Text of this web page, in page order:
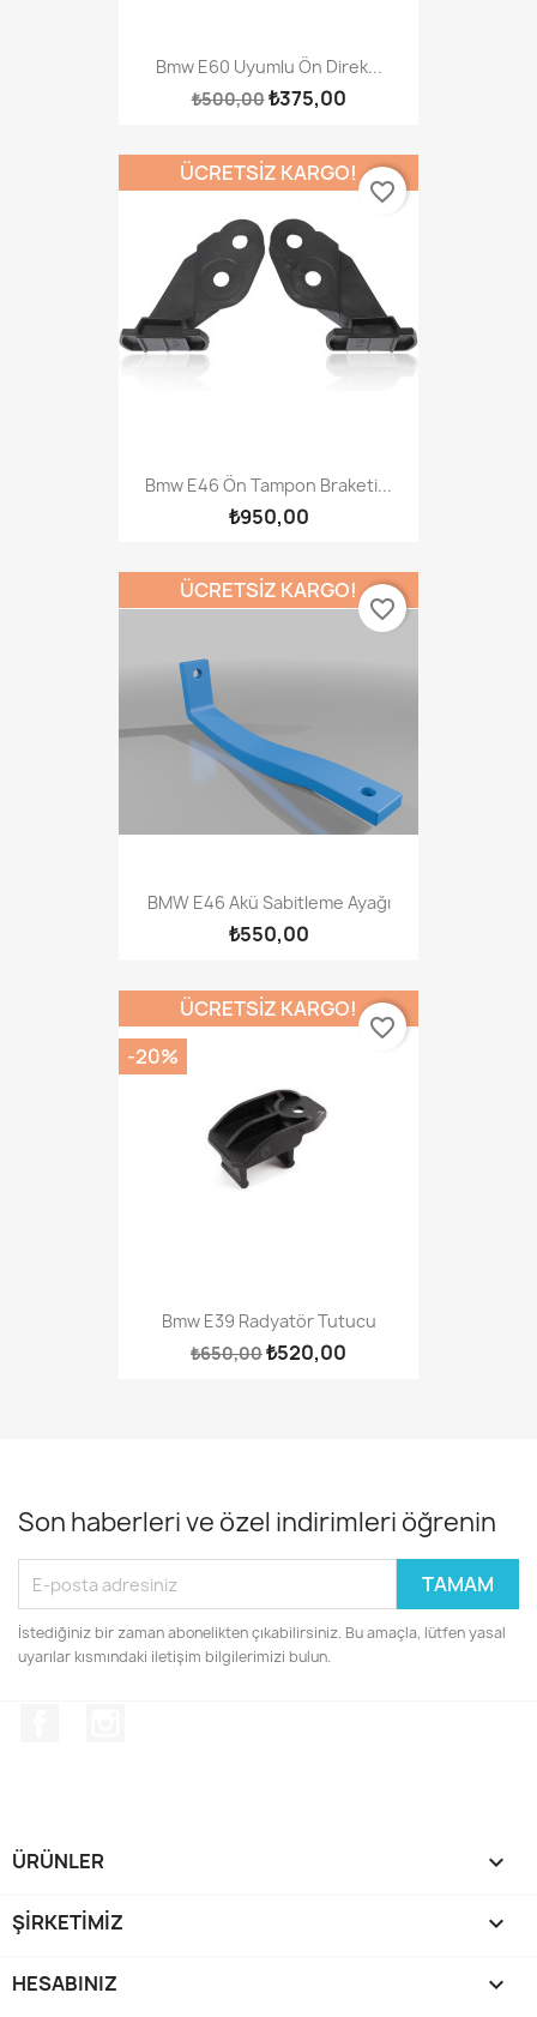
Bmw E60 Uyumlu Ön Direk...
₺500,00₺375,00
Bmw E46 Ön Tampon Braketi...
₺950,00
ÜCRETSIZ KARGO!
favorite_border
BMW E46 Akü Sabitleme Ayağı
₺550,00
ÜCRETSIZ KARGO!
favorite_border
Bmw E39 Radyatör Tutucu
₺650,00₺520,00
ÜCRETSIZ KARGO!
-20%
favorite_border
Son haberleri ve özel indirimleri öğrenin
İstediğiniz bir zaman abonelikten çıkabilirsiniz. Bu amaçla, lütfen yasal
uyarılar kısmındaki iletişim bilgilerimizi bulun.
ÜRÜNLER 
ŞIRKETIMIZ 
HESABINIZ 